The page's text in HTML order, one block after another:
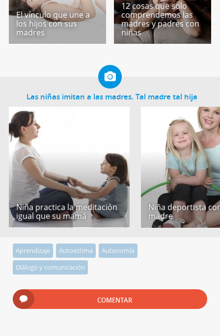
El vínculo que une a
los hijos con sus
madres
12 cosas que solo
comprendemos las
madres y padres con
niñas
Las niñas imitan a las madres. Tal madre tal hija
Niña practica la meditación
igual que su mamá
Niña deportista
madre
Aprendizaje Autoestima
Autonomía
Diálogo y comunicación
COMENTAR